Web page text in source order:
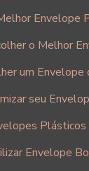
Envelope
o Melhor
um Envelope
seu
Envelope